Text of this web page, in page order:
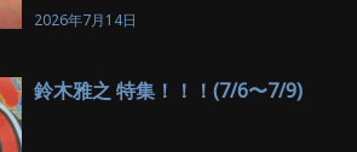
2026年7月14日
鈴木雅之 特集！！！(7/6〜7/9)